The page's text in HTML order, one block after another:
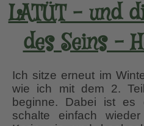
LATÜT – und
des Seins –
Ich sitze erneut im
wie ich mit dem 2.
beginne. Dabei ist
schalte einfach